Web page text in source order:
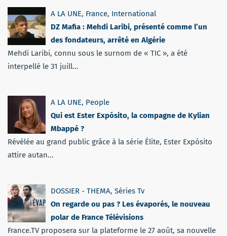
A LA UNE, France, International
DZ Mafia : Mehdi Laribi, présenté comme l’un
des fondateurs, arrêté en Algérie
Mehdi Laribi, connu sous le surnom de « TIC », a été
interpellé le 31 juill...
A LA UNE, People
Qui est Ester Expósito, la compagne de Kylian
Mbappé ?
Révélée au grand public grâce à la série Élite, Ester Expósito
attire autan...
DOSSIER - THEMA, Séries Tv
On regarde ou pas ? Les évaporés, le nouveau
polar de France Télévisions
France.TV proposera sur la plateforme le 27 août, sa nouvelle